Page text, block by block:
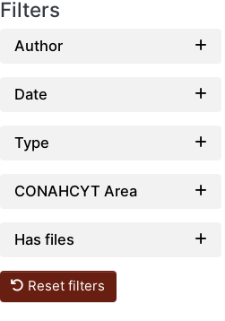
Filters
Author
Date
Type
CONAHCYT Area
Has files
Reset filters